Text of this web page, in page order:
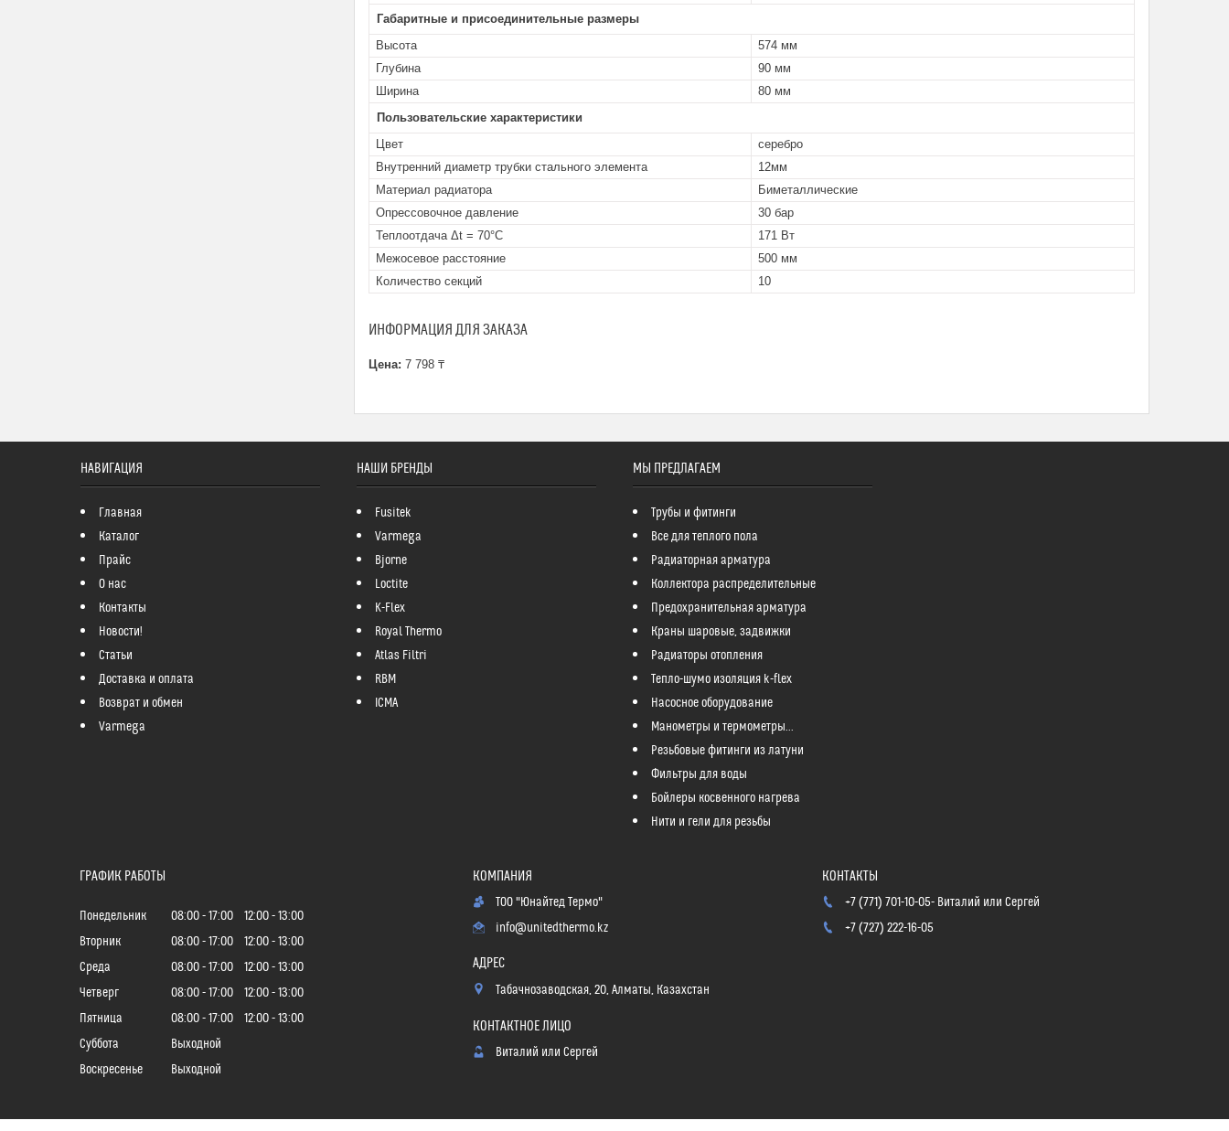
Габаритные и присоединительные размеры
Высота
574 мм
Глубина
90 мм
Ширина
80 мм
Пользовательские характеристики
Цвет
серебро
Внутренний диаметр трубки стального элемента
12мм
Материал радиатора
Биметаллические
Опрессовочное давление
30 бар
Теплоотдача Δt = 70°C
171 Вт
Межосевое расстояние
500 мм
Количество секций
10
ИНФОРМАЦИЯ ДЛЯ ЗАКАЗА
Цена: 7 798 ₸
НАВИГАЦИЯ
Главная
Каталог
Прайс
О нас
Контакты
Новости!
Статьи
Доставка и оплата
Возврат и обмен
Varmega
НАШИ БРЕНДЫ
Fusitek
Varmega
Bjorne
Loctite
K-Flex
Royal Thermo
Atlas Filtri
RBM
ICMA
МЫ ПРЕДЛАГАЕМ
Трубы и фитинги
Все для теплого пола
Радиаторная арматура
Коллектора распределительные
Предохранительная арматура
Краны шаровые, задвижки
Радиаторы отопления
Тепло-шумо изоляция k-flex
Насосное оборудование
Манометры и термометры...
Резьбовые фитинги из латуни
Фильтры для воды
Бойлеры косвенного нагрева
Нити и гели для резьбы
ГРАФИК РАБОТЫ
Понедельник 08:00 17:00 12:00
13:00
Вторник
08:00 17:00 12:00
13:00
Среда
08:00 17:00 12:00
13:00
Четверг
08:00 17:00 12:00
13:00
Пятница
08:00 17:00 12:00
13:00
Суббота
Выходной
Воскресенье
Выходной
ТОО "Юнайтед Термо"
info@unitedthermo.kz
Табачнозаводская, 20, Алматы, Казахстан
Виталий или Сергей
+7 (771) 701-10-05 Виталий или Сергей
+7 (727) 222-16-05